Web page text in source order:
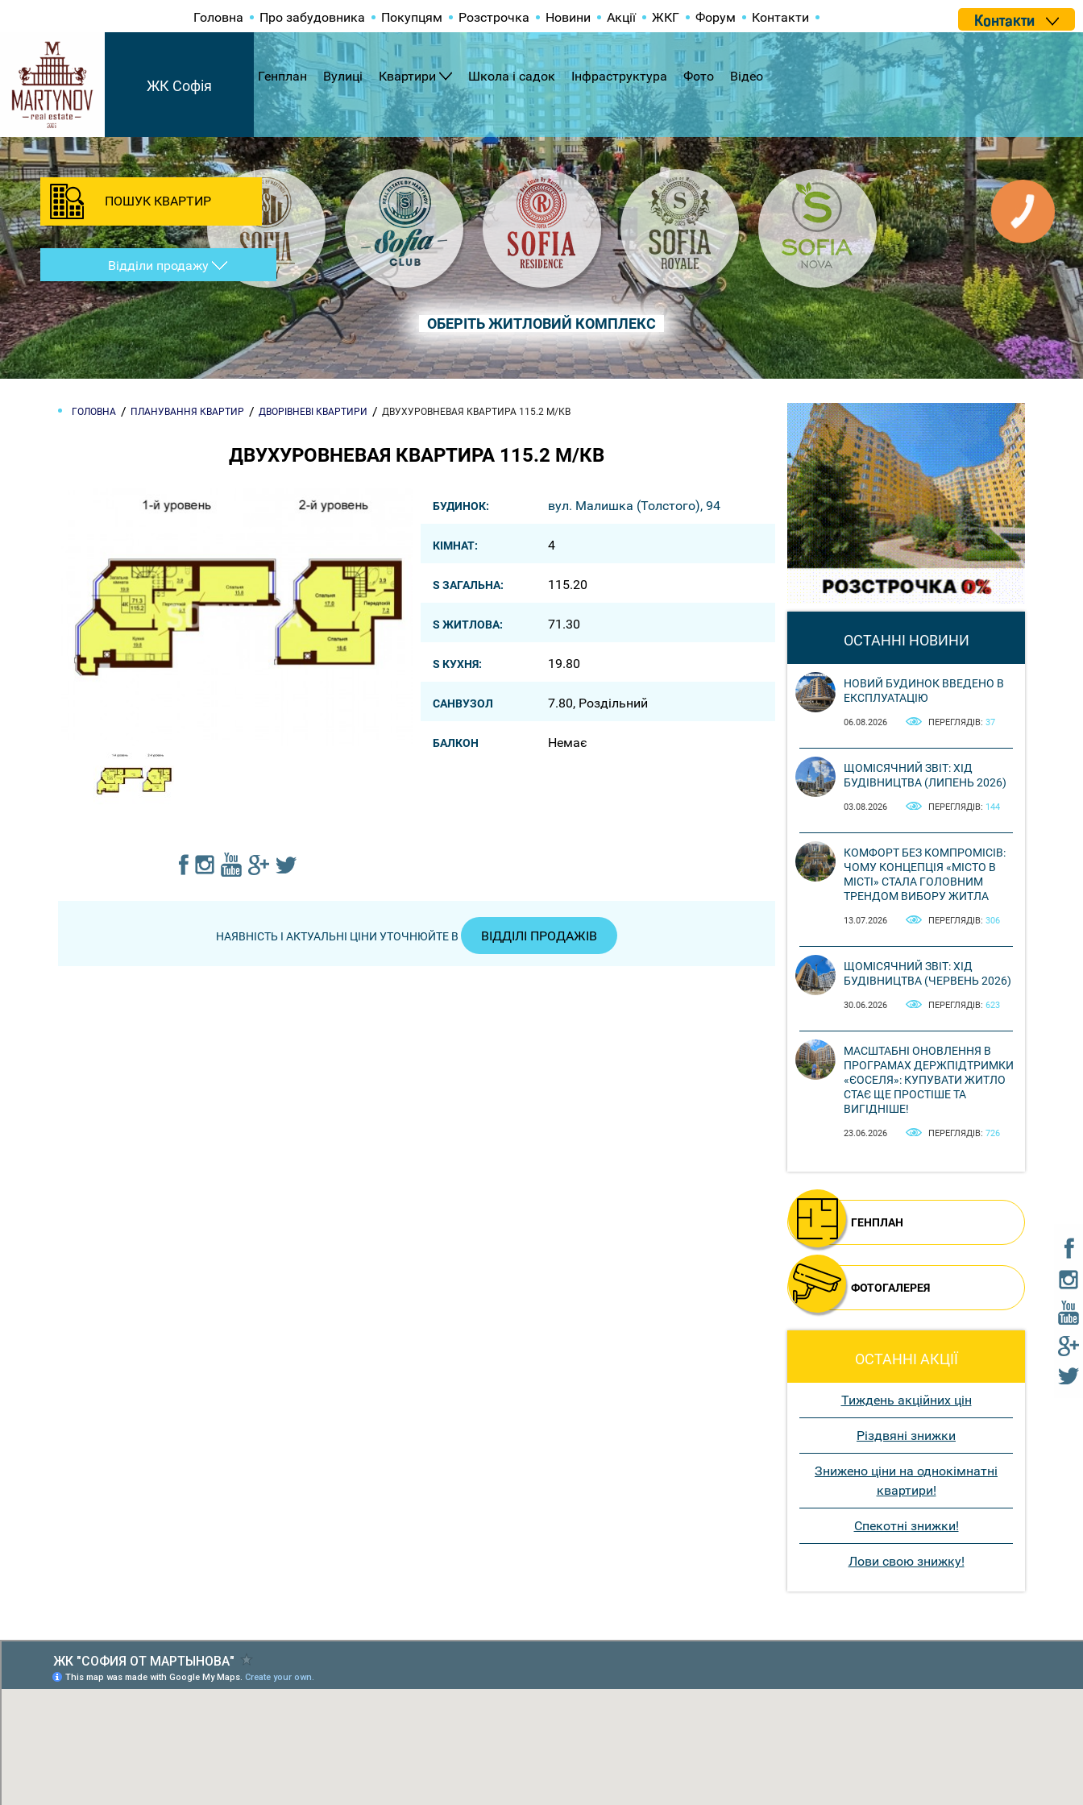
ОБЕРІТЬ ЖИТЛОВИЙ КОМПЛЕКС
Головна Про забудовника Покупцям Розстрочка Новини Акції ЖКГ Форум Контакти Контакти
ЖК Софія
Генплан Вулиці Квартири Школа і садок Інфраструктура Фото Відео
ПОШУК КВАРТИР
Відділи продажу
ГОЛОВНА ПЛАНУВАННЯ КВАРТИР ДВОРІВНЕВІ КВАРТИРИ ДВУХУРОВНЕВАЯ КВАРТИРА 115.2 М/КВ
ДВУХУРОВНЕВАЯ КВАРТИРА 115.2 М/КВ
БУДИНОК: вул. Малишка (Толстого), 94
КІМНАТ: 4
S ЗАГАЛЬНА: 115.20
S ЖИТЛОВА: 71.30
S КУХНЯ: 19.80
САНВУЗОЛ 7.80, Роздільний
БАЛКОН Немає
НАЯВНІСТЬ І АКТУАЛЬНІ ЦІНИ УТОЧНЮЙТЕ В ВІДДІЛІ ПРОДАЖІВ
ОСТАННІ НОВИНИ
НОВИЙ БУДИНОК ВВЕДЕНО В
ЕКСПЛУАТАЦІЮ
06.08.2026 ПЕРЕГЛЯДІВ: 37
ЩОМІСЯЧНИЙ ЗВІТ: ХІД
БУДІВНИЦТВА (ЛИПЕНЬ 2026)
03.08.2026 ПЕРЕГЛЯДІВ: 144
КОМФОРТ БЕЗ КОМПРОМІСІВ:
ЧОМУ КОНЦЕПЦІЯ «МІСТО В
МІСТІ» СТАЛА ГОЛОВНИМ
ТРЕНДОМ ВИБОРУ ЖИТЛА
13.07.2026 ПЕРЕГЛЯДІВ: 306
ЩОМІСЯЧНИЙ ЗВІТ: ХІД
БУДІВНИЦТВА (ЧЕРВЕНЬ 2026)
30.06.2026 ПЕРЕГЛЯДІВ: 623
МАСШТАБНІ ОНОВЛЕННЯ В
ПРОГРАМАХ ДЕРЖПІДТРИМКИ
«ЄОСЕЛЯ»: КУПУВАТИ ЖИТЛО
СТАЄ ЩЕ ПРОСТІШЕ ТА
ВИГІДНІШЕ!
23.06.2026 ПЕРЕГЛЯДІВ: 726
ГЕНПЛАН
ФОТОГАЛЕРЕЯ
ОСТАННІ АКЦІЇ
Тиждень акційних цін
Різдвяні знижки
Знижено ціни на однокімнатні
квартири!
Спекотні знижки!
Лови свою знижку!